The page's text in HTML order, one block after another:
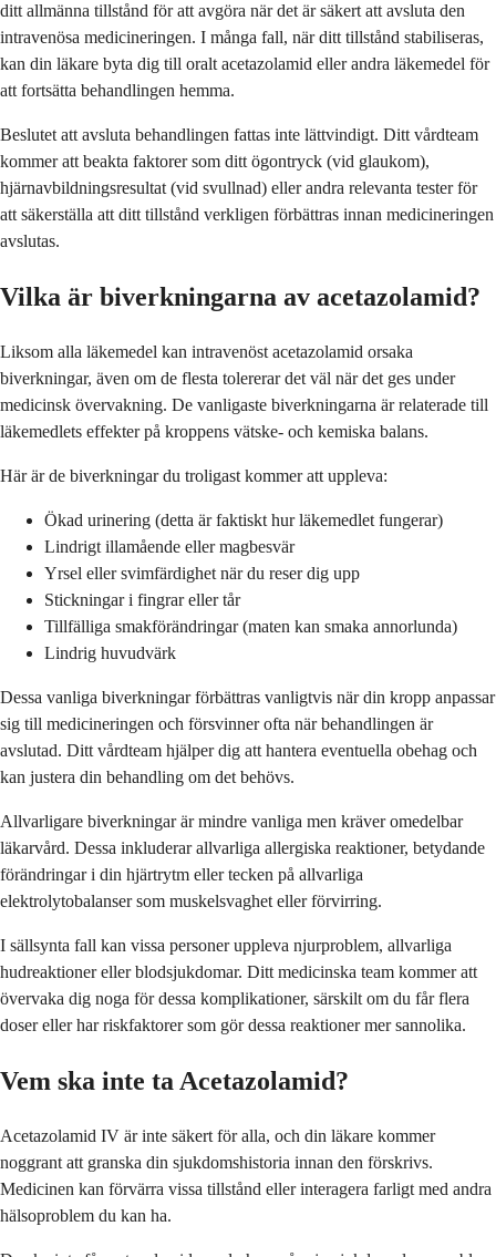
ditt allmänna tillstånd för att avgöra när det är säkert att avsluta den
intravenösa medicineringen. I många fall, när ditt tillstånd stabiliseras,
kan din läkare byta dig till oralt acetazolamid eller andra läkemedel för
att fortsätta behandlingen hemma.
Beslutet att avsluta behandlingen fattas inte lättvindigt. Ditt vårdteam
kommer att beakta faktorer som ditt ögontryck (vid glaukom),
hjärnavbildningsresultat (vid svullnad) eller andra relevanta tester för
att säkerställa att ditt tillstånd verkligen förbättras innan medicineringen
avslutas.
Vilka är biverkningarna av acetazolamid?
Liksom alla läkemedel kan intravenöst acetazolamid orsaka
biverkningar, även om de flesta tolererar det väl när det ges under
medicinsk övervakning. De vanligaste biverkningarna är relaterade till
läkemedlets effekter på kroppens vätske- och kemiska balans.
Här är de biverkningar du troligast kommer att uppleva:
Ökad urinering (detta är faktiskt hur läkemedlet fungerar)
Lindrigt illamående eller magbesvär
Yrsel eller svimfärdighet när du reser dig upp
Stickningar i fingrar eller tår
Tillfälliga smakförändringar (maten kan smaka annorlunda)
Lindrig huvudvärk
Dessa vanliga biverkningar förbättras vanligtvis när din kropp anpassar
sig till medicineringen och försvinner ofta när behandlingen är
avslutad. Ditt vårdteam hjälper dig att hantera eventuella obehag och
kan justera din behandling om det behövs.
Allvarligare biverkningar är mindre vanliga men kräver omedelbar
läkarvård. Dessa inkluderar allvarliga allergiska reaktioner, betydande
förändringar i din hjärtrytm eller tecken på allvarliga
elektrolytobalanser som muskelsvaghet eller förvirring.
I sällsynta fall kan vissa personer uppleva njurproblem, allvarliga
hudreaktioner eller blodsjukdomar. Ditt medicinska team kommer att
övervaka dig noga för dessa komplikationer, särskilt om du får flera
doser eller har riskfaktorer som gör dessa reaktioner mer sannolika.
Vem ska inte ta Acetazolamid?
Acetazolamid IV är inte säkert för alla, och din läkare kommer
noggrant att granska din sjukdomshistoria innan den förskrivs.
Medicinen kan förvärra vissa tillstånd eller interagera farligt med andra
hälsoproblem du kan ha.